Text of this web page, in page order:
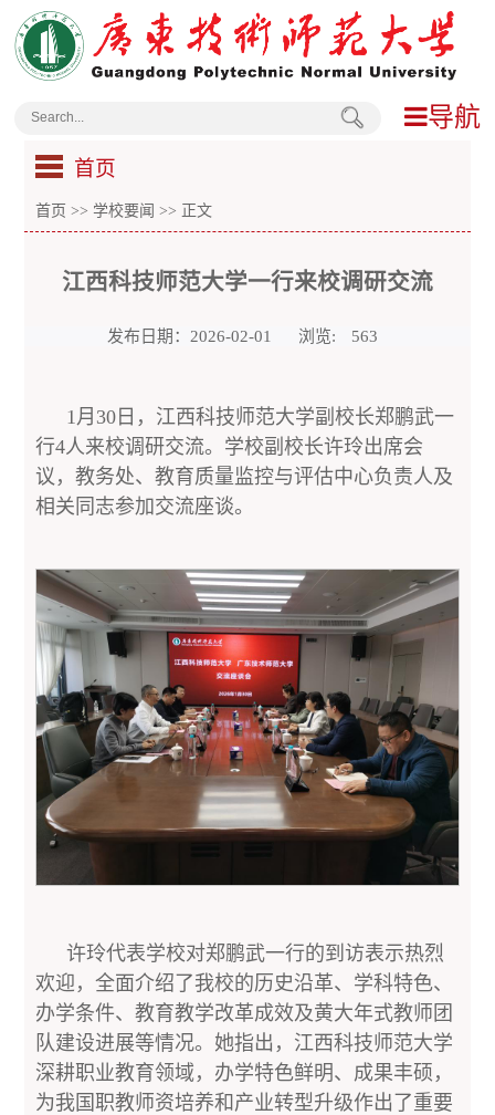
导航
首页
首页 >>学校要闻 >> 正文
江西科技师范大学一行来校调研交流
发布日期：2026-02-01 浏览: 563
1月30日，江西科技师范大学副校长郑鹏武一
行4人来校调研交流。学校副校长许玲出席会
议，教务处、教育质量监控与评估中心负责人及
相关同志参加交流座谈。
许玲代表学校对郑鹏武一行的到访表示热烈
欢迎，全面介绍了我校的历史沿革、学科特色、
办学条件、教育教学改革成效及黄大年式教师团
队建设进展等情况。她指出，江西科技师范大学
深耕职业教育领域，办学特色鲜明、成果丰硕，
为我国职教师资培养和产业转型升级作出了重要